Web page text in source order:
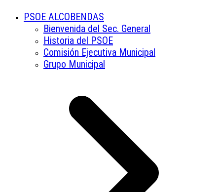
PSOE ALCOBENDAS
Bienvenida del Sec. General
Historia del PSOE
Comisión Ejecutiva Municipal
Grupo Municipal